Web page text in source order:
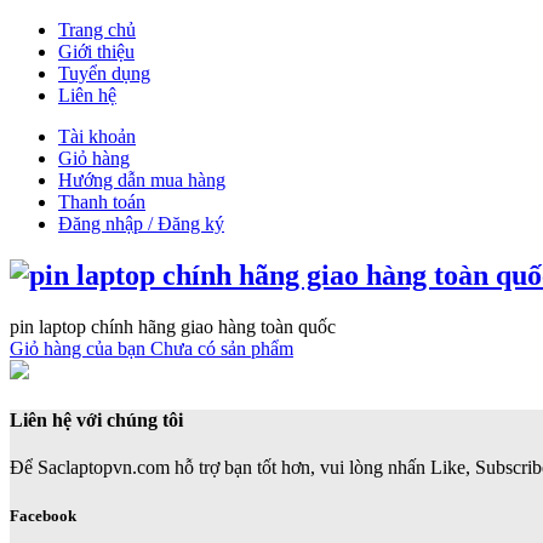
Trang chủ
Giới thiệu
Tuyển dụng
Liên hệ
Tài khoản
Giỏ hàng
Hướng dẫn mua hàng
Thanh toán
Đăng nhập / Đăng ký
pin laptop chính hãng giao hàng toàn quốc
Giỏ hàng của bạn Chưa có sản phẩm
Liên hệ với chúng tôi
Để Saclaptopvn.com hỗ trợ bạn tốt hơn, vui lòng nhấn Like,
Facebook